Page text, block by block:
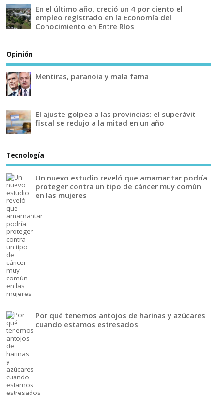
En el último año, creció un 4 por ciento el
empleo registrado en la Economía del
Conocimiento en Entre Ríos
Opinión
Mentiras, paranoia y mala fama
El ajuste golpea a las provincias: el superávit
fiscal se redujo a la mitad en un año
Tecnología
Un nuevo estudio reveló que amamantar podría
proteger contra un tipo de cáncer muy común
en las mujeres
Por qué tenemos antojos de harinas y azúcares
cuando estamos estresados